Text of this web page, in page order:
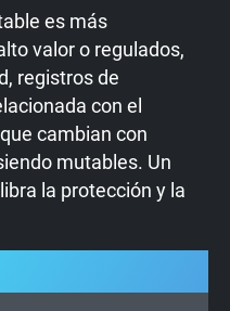
es más
valor o regulados,
registros de
con el
cambian con
mutables. Un
la protección y la